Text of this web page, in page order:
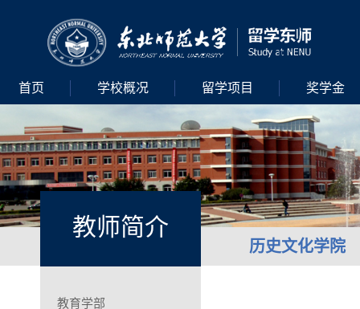
首页 学校概况 留学项目 奖学金
教师简介
历史文化学院
教育学部